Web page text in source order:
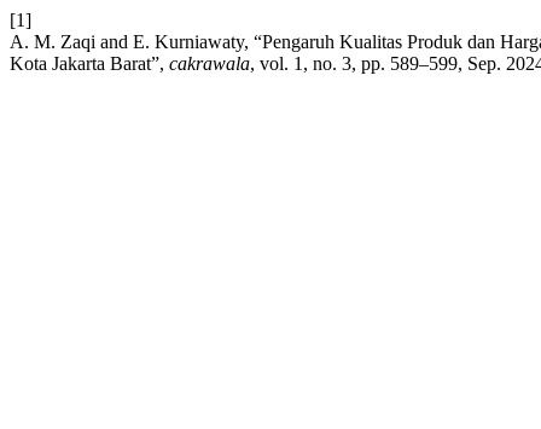
[1]
A. M. Zaqi and E. Kurniawaty, “Pengaruh Kualitas Produk dan
Kota Jakarta Barat”, cakrawala, vol. 1, no. 3, pp. 589–599, Sep.